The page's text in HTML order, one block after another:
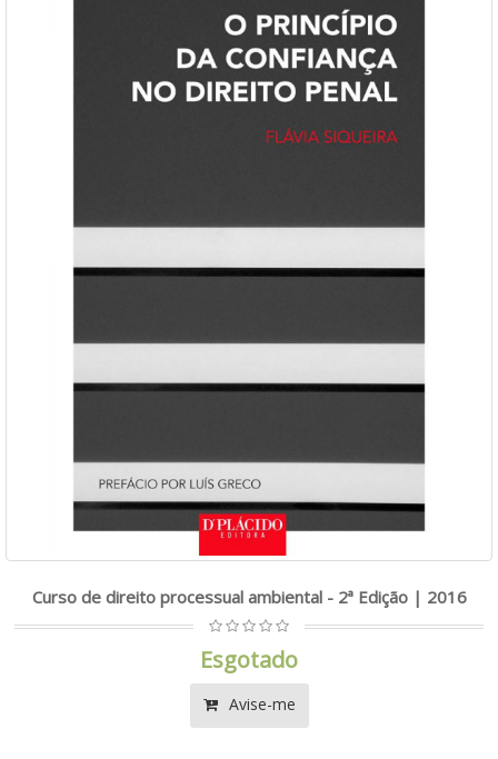
Curso de direito processual ambiental - 2ª Edição | 2016
Esgotado
Avise-me